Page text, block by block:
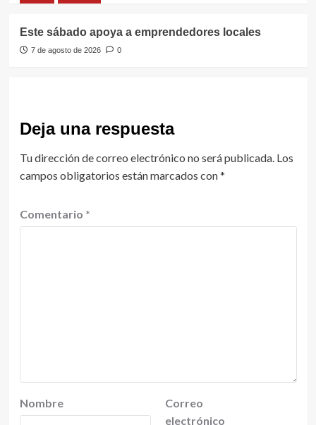
Este sábado apoya a emprendedores locales
7 de agosto de 2026 0
Deja una respuesta
Tu dirección de correo electrónico no será publicada. Los
campos obligatorios están marcados con*
Comentario *
Nombre
Correo
electrónico